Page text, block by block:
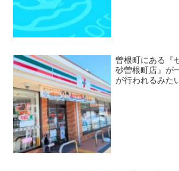
曽根町にある『
砂曽根町店』が
が行われるみた